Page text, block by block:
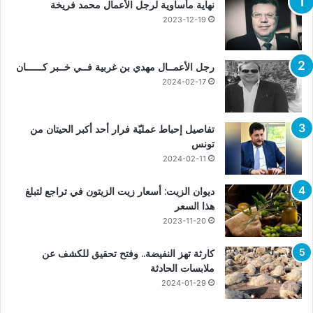
نهاية مأساوية لرجل الأعمال محمد فريخة
2023-12-19
رجل الأعمــال مهدي بن غربية فــي خــبر كــــــان
2024-02-17
تفاصيل إحباط عمليّة فرار أحد أكبر الحيتان من
تونس
2024-02-11
ديوان الزيت: أسعار زيت الزيتون في تراجع لتبلغ
هذا السعر
2023-11-20
كارثة تهز النفيضة.. وفتح تحقيق للكشف عن
ملابسات الحادثة
2024-01-29